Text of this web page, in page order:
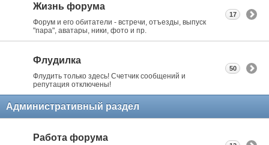
Жизнь форума
Форум и его обитатели - встречи, отъезды, выпуск
"пара", аватары, ники, фото и пр.
17
Флудилка
Флудить только здесь! Счетчик сообщений и
репутация отключены!
50
Административный раздел
Работа форума